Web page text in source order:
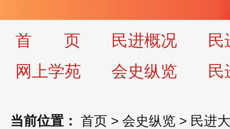
首 页 民进概况
民
网上学苑
会史纵览 民
当前位置： 首页 > 会史纵览 > 民进